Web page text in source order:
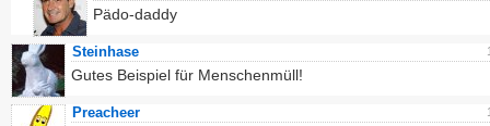
Pädo-daddy
Steinhase
Gutes Beispiel für Menschenmüll!
Preacheer